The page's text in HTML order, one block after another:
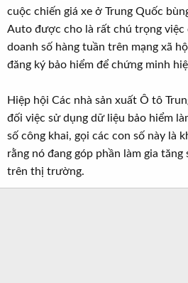
cuộc chiến giá xe ở Trung Quốc
Auto được cho là rất chú trọng việc
doanh số hàng tuần trên mạng xã
đăng ký bảo hiểm để chứng minh
Hiệp hội Các nhà sản xuất Ô tô
đối việc sử dụng dữ liệu bảo hiểm
số công khai, gọi các con số này là
rằng nó đang góp phần làm gia
trên thị trường.